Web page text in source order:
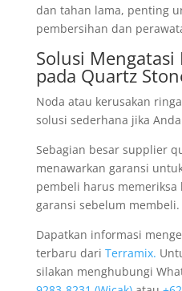
dan tahan lama, penting
pembersihan dan
Solusi
pada Quartz
Noda atau kerusakan
solusi sederhana jika
Sebagian besar supplier
menawarkan garansi
pembeli harus
garansi sebelum membeli.
Dapatkan informasi
terbaru dari Terramix.
silakan menghubungi